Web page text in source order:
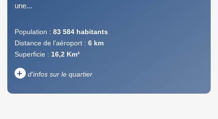
une...
Population : 83 584 habitants
Distance de l'aéroport : 6 km
Superficie : 16,2 Km²
+ d'infos sur le quartier